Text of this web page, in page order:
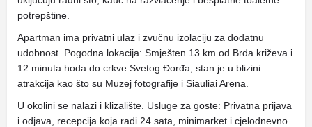
potrepštine.
Apartman ima privatni ulaz i zvučnu izolaciju za dodatnu
udobnost. Pogodna lokacija: Smješten 13 km od Brda križeva i
12 minuta hoda do crkve Svetog Đorđa, stan je u blizini
atrakcija kao što su Muzej fotografije i Siauliai Arena.
U okolini se nalazi i klizalište. Usluge za goste: Privatna prijava
i odjava, recepcija koja radi 24 sata, minimarket i cjelodnevno